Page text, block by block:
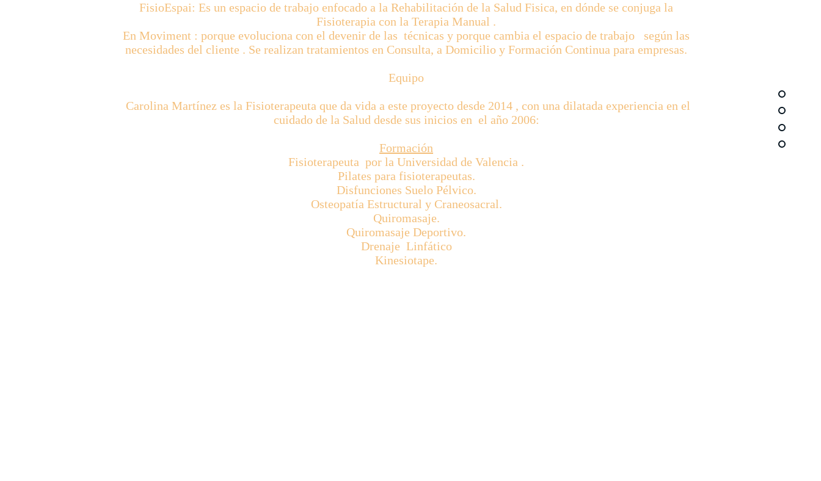
FisioEspai: Es un espacio de trabajo enfocado a la Rehabilitación de la Salud Fisica, en dónde se conjuga la
Fisioterapia con la Terapia Manual .
En Moviment : porque evoluciona con el devenir de las técnicas y porque cambia el espacio de trabajo según las
necesidades del cliente . Se realizan tratamientos en Consulta, a Domicilio y Formación Continua para empresas.
Equipo
Carolina Martínez es la Fisioterapeuta que da vida a este proyecto desde 2014 , con una dilatada experiencia en el
cuidado de la Salud desde sus inicios en el año 2006:
Formación
Fisioterapeuta por la Universidad de Valencia .
Pilates para fisioterapeutas.
Disfunciones Suelo Pélvico.
Osteopatía Estructural y Craneosacral.
Quiromasaje.
Quiromasaje Deportivo.
Drenaje Linfático
Kinesiotape.